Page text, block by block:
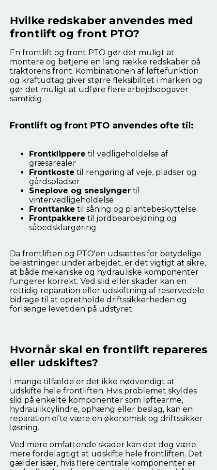
Hvilke redskaber anvendes med
frontlift og front PTO?
En frontlift og front PTO gør det muligt at
montere og betjene en lang række redskaber på
traktorens front. Kombinationen af løftefunktion
og kraftudtag giver større fleksibilitet i marken og
gør det muligt at udføre flere arbejdsopgaver
samtidig.
Frontlift og front PTO anvendes ofte til:
Frontklippere til vedligeholdelse af
græsarealer
Frontkoste til rengøring af veje, pladser og
gårdspladser
Sneplove og sneslynger til
vintervedligeholdelse
Fronttanke til såning og plantebeskyttelse
Frontpakkere til jordbearbejdning og
såbedsklargøring
Da frontliften og PTO'en udsættes for betydelige
belastninger under arbejdet, er det vigtigt at sikre,
at både mekaniske og hydrauliske komponenter
fungerer korrekt. Ved slid eller skader kan en
rettidig reparation eller udskiftning af reservedele
bidrage til at opretholde driftssikkerheden og
forlænge levetiden på udstyret.
Hvornår skal en frontlift repareres
eller udskiftes?
I mange tilfælde er det ikke nødvendigt at
udskifte hele frontliften. Hvis problemet skyldes
slid på enkelte komponenter som løftearme,
hydraulikcylindre, ophæng eller beslag, kan en
reparation ofte være en økonomisk og driftssikker
løsning.
Ved mere omfattende skader kan det dog være
mere fordelagtigt at udskifte hele frontliften. Det
gælder især, hvis flere centrale komponenter er